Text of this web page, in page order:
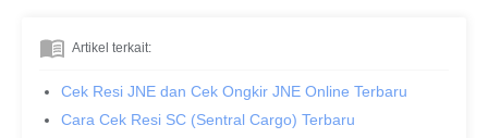
Artikel terkait:
Cek Resi JNE dan Cek Ongkir JNE Online Terbaru
Cara Cek Resi SC (Sentral Cargo) Terbaru